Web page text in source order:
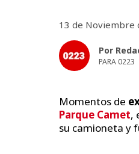
13 de Noviembre
Por
PARA 0223
Momentos de
Parque Camet,
su camioneta y